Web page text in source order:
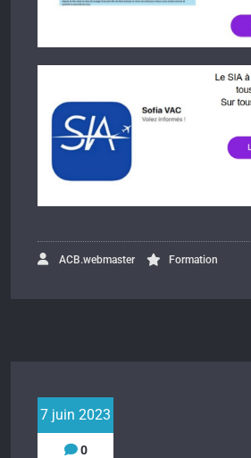
ACB.webmaster Formation
7 juin 2023
0